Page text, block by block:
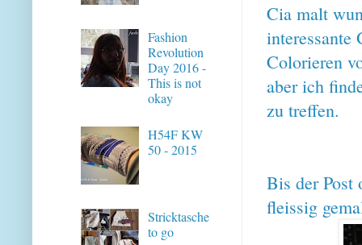
Cia malt
interessante
Colorieren
aber ich
zu treffen.
Bis der Post
fleissig
Fashion
Revolution
Day 2016 -
This is not
okay
H54F KW
50 - 2015
Stricktasche
to go